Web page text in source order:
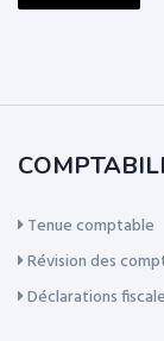
Tenue comptable
Révision des
Déclarations